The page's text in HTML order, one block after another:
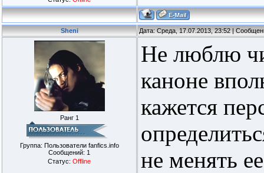
Sheni Дата: Среда, 17.07.2013, 23:52 |
Ранг 1
Группа: Пользователи fanfics.info
Сообщений: 1
Статус: Offline
Не люблю
каноне
кажется
не менять